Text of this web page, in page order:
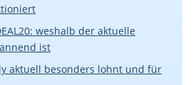
weshalb der aktuelle
ist
aktuell besonders lohnt und für